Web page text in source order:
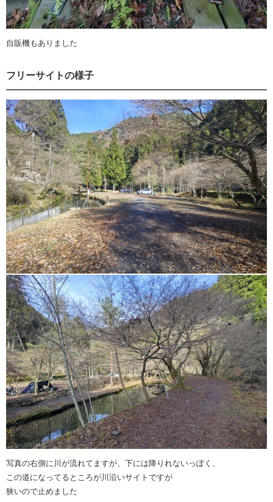
自販機もありました
フリーサイトの様子
写真の右側に川が流れてますが、下には降りれないっぽく、
この道になってるところが川沿いサイトですが
狭いので止めました